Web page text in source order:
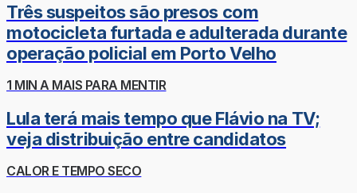
Três suspeitos são presos com
motocicleta furtada e adulterada durante
operação policial em Porto Velho
1 MIN A MAIS PARA MENTIR
Lula terá mais tempo que Flávio na TV;
veja distribuição entre candidatos
CALOR E TEMPO SECO